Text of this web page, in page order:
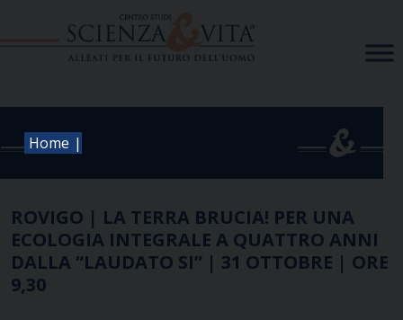
Home |
ROVIGO | LA TERRA BRUCIA! PER UNA
ECOLOGIA INTEGRALE A QUATTRO ANNI
DALLA “LAUDATO SI” | 31 OTTOBRE | ORE
9,30